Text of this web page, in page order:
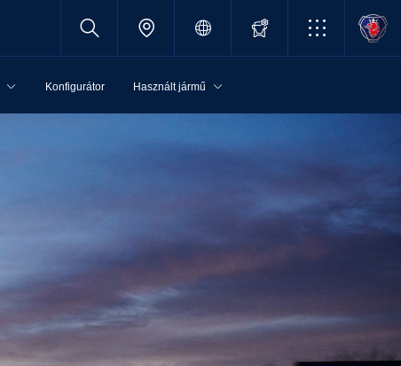
Konfigurátor Használt jármű